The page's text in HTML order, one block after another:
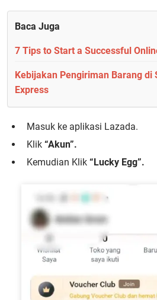
Baca Juga
7 Tips to Start a Successful
Kebijakan Pengiriman Barang di
Express
Masuk ke aplikasi Lazada.
Klik “Akun”.
Kemudian Klik “Lucky Egg”.